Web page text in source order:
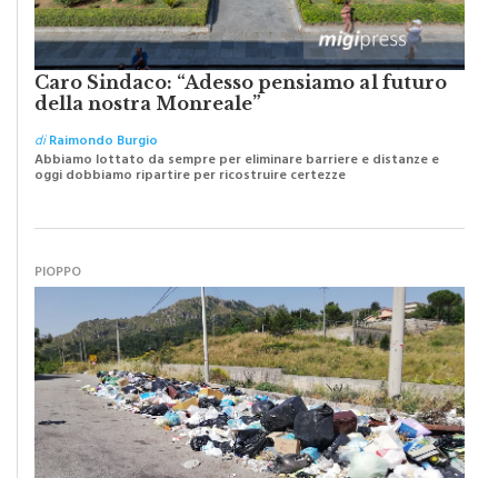
Caro Sindaco: “Adesso pensiamo al futuro
della nostra Monreale”
diRaimondo Burgio
Abbiamo lottato da sempre per eliminare barriere e distanze e
oggi dobbiamo ripartire per ricostruire certezze